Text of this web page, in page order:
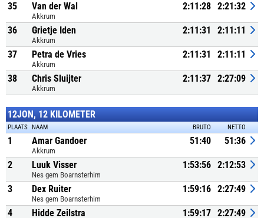
35 Van der Wal
Akkrum
2:11:28 2:21:32
36 Grietje Iden
Akkrum
2:11:31 2:11:11
37 Petra de Vries
Akkrum
2:11:31 2:11:11
38 Chris Sluijter
Akkrum
2:11:37 2:27:09
12JON, 12 KILOMETER
PLAATS NAAM BRUTO NETTO
1 Amar Gandoer
Akkrum
51:40 51:36
2 Luuk Visser
Nes gem Boarnsterhim
1:53:56 2:12:53
3 Dex Ruiter
Nes gem Boarnsterhim
1:59:16 2:27:49
4 Hidde Zeilstra 1:59:17 2:27:49